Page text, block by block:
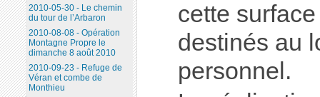
cette
destinés au
personnel.
2010-05-30 - Le chemin
du tour de l’Arbaron
2010-08-08 - Opération
Montagne Propre le
dimanche 8 août 2010
2010-09-23 - Refuge de
Véran et combe de
Monthieu